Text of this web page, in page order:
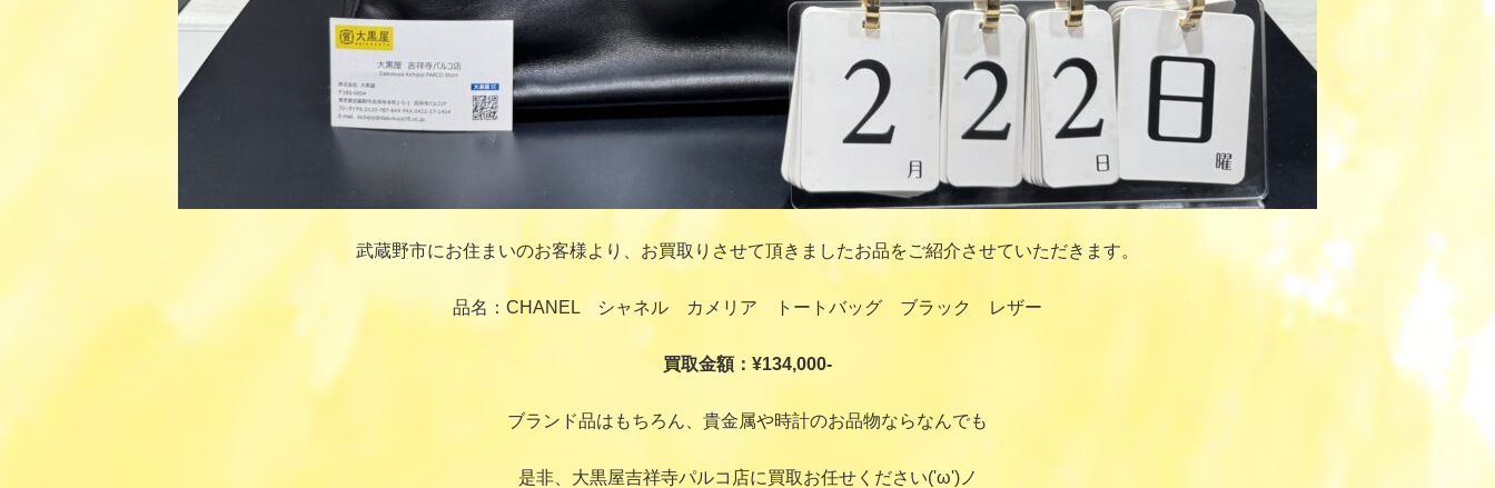
武蔵野市にお住まいのお客様より、お買取りさせて頂きましたお品をご紹介させていただきます。
品名：CHANEL シャネル カメリア トートバッグ ブラック レザー
買取金額：¥134,000-
ブランド品はもちろん、貴金属や時計のお品物ならなんでも
是非、大黒屋吉祥寺パルコ店に買取お任せください('ω')ノ